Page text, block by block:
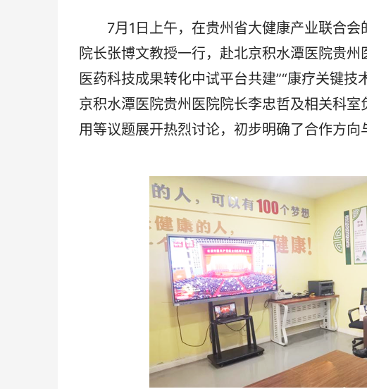
7月1日上午，在贵州省大健康产业联合会
院长张博文教授一行，赴北京积水潭医院贵
医药科技成果转化中试平台共建”“康疗关键
京积水潭医院贵州医院院长李忠哲及相关科
用等议题展开热烈讨论，初步明确了合作方向